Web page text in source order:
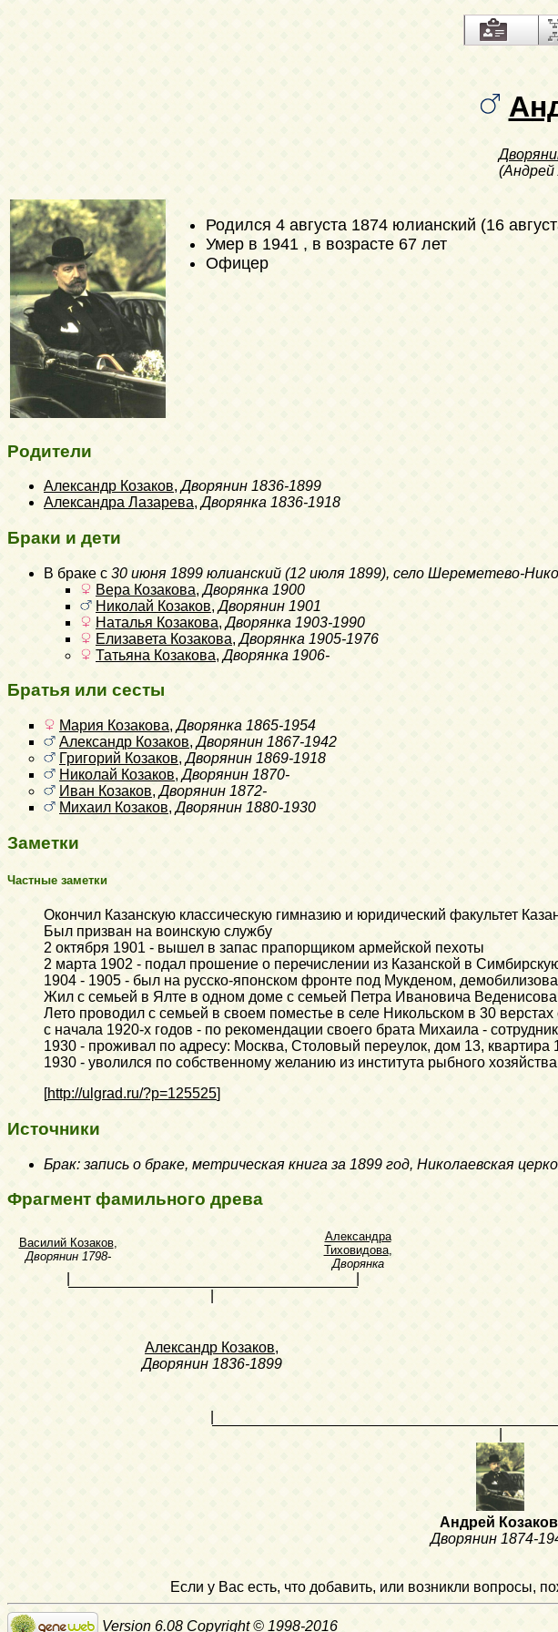
(Андрей
Родился 4 августа 1874 юлианский (16
Умер в 1941 , в возрасте 67 лет
Офицер
Родители
Александр Козаков,Дворянин 1836-1899
Александра Лазарева,Дворянка 1836-1918
Браки и дети
В браке с 30 июня 1899 юлианский (12 июля 1899), село Шереметево-
Вера Козакова,Дворянка 1900
Николай Козаков,Дворянин 1901
Наталья Козакова,Дворянка 1903-1990
Елизавета Козакова,Дворянка 1905-1976
Татьяна Козакова,Дворянка 1906-
Братья или сесты
Мария Козакова,Дворянка 1865-1954
Александр Козаков,Дворянин 1867-1942
Григорий Козаков,Дворянин 1869-1918
Николай Козаков,Дворянин 1870-
Иван Козаков,Дворянин 1872-
Михаил Козаков,Дворянин 1880-1930
Заметки
Частные заметки
Окончил Казанскую классическую гимназию и юридический факультет
Был призван на воинскую службу
2 октября 1901 - вышел в запас прапорщиком армейской пехоты
2 марта 1902 - подал прошение о перечислении из Казанской в
1904 - 1905 - был на русско-японском фронте под Мукденом,
Жил с семьей в Ялте в одном доме с семьей Петра Ивановича
Лето проводил с семьей в своем поместье в селе Никольском в 30
с начала 1920-х годов - по рекомендации своего брата Михаила -
1930 - проживал по адресу: Москва, Столовый переулок, дом 13, квартира
1930 - уволился по собственному желанию из института рыбного
[http://ulgrad.ru/?p=125525]
Источники
Брак: запись о браке, метрическая книга за 1899 год, Николаевская
Фрагмент фамильного древа
Василий Козаков,
Дворянин 1798-
Александра
Тиховидова,
Дворянка
Александр Козаков,
Дворянин 1836-1899
Андрей Козаков
Дворянин 1874-
Если у Вас есть, что добавить, или возникли вопросы,
Version 6.08 Copyright © 1998-2016